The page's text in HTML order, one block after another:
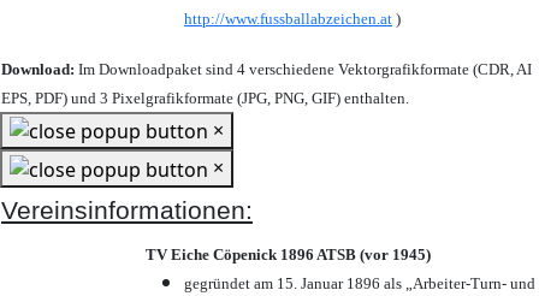
http://www.fussballabzeichen.at )
Download: Im Downloadpaket sind 4 verschiedene Vektorgrafikformate (CDR, AI
EPS, PDF) und 3 Pixelgrafikformate (JPG, PNG, GIF) enthalten.
×
×
Vereinsinformationen:
TV Eiche Cöpenick 1896 ATSB (vor 1945)
gegründet am 15. Januar 1896 als „Arbeiter-Turn- und